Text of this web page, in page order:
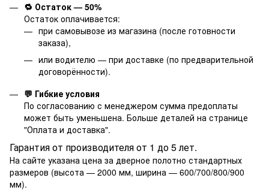
🔁 Остаток — 50%
Остаток оплачивается:
при самовывозе из магазина (после готовности
заказа),
или водителю — при доставке (по предварительной
договорённости).
💬 Гибкие условия
По согласованию с менеджером сумма предоплаты
может быть уменьшена. Больше деталей на странице
"Оплата и доставка".
Гарантия от производителя от 1 до 5 лет.
На сайте указана цена за дверное полотно стандартных
размеров (высота — 2000 мм, ширина — 600/700/800/900
мм).